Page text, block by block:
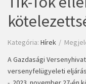
Kategória: Hírek
A Gazdasági
versenyfelügyeleti